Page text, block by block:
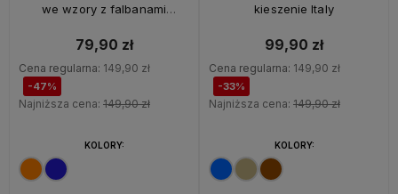
we wzory z falbanami
79,90 zł
Cena regularna: 149,90 zł
-47%
Najniższa cena: 149,90 zł
KOLORY:
kieszenie Italy
99,90 zł
Cena regularna: 149,90 zł
-33%
Najniższa cena: 149,90 zł
KOLORY: